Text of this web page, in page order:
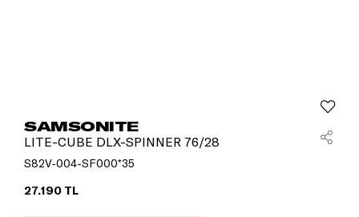
SAMSONITE
LITE-CUBE DLX-SPINNER 76/28
S82V-004-SF000*35
27.190 TL